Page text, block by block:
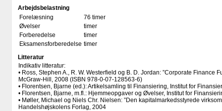
Arbejdsbelastning
Forelæsning
76 timer
Øvelser
timer
Forberedelse
timer
Eksamensforberedelse timer
Litteratur
Indikativ litteratur:
• Ross, Stephen A., R. W. Westerfield og B. D. Jordan: ”Corporate Finance
McGraw-Hill, 2008 (ISBN 978-0-07-128563-6)
• Florentsen, Bjarne (ed.): Artikelsamling til Finansiering, Institut for
• Florentsen, Bjarne, m.fl.: Hjemmeopgaver og Øvelser, Institut for
• Møller, Michael og Niels Chr. Nielsen: ”Den kapitalmarkedsstyrede
Handelshøjskolens Forlag, 2004